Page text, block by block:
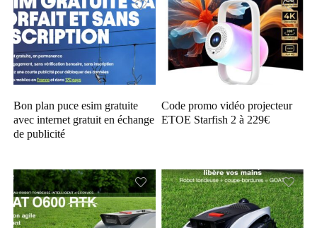
Bon plan puce esim gratuite
avec internet gratuit en échange
de publicité
Code promo vidéo projecteur
ETOE Starfish 2 à 229€